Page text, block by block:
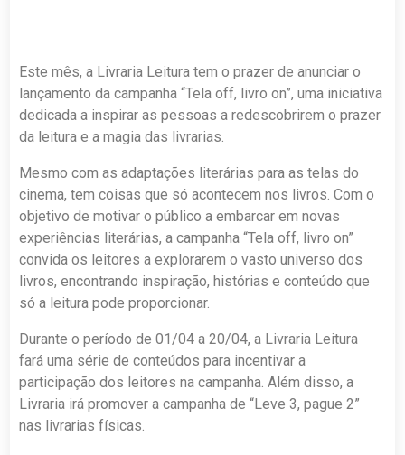
Este mês, a Livraria Leitura tem o prazer de anunciar o
lançamento da campanha “Tela off, livro on”, uma iniciativa
dedicada a inspirar as pessoas a redescobrirem o prazer
da leitura e a magia das livrarias.
Mesmo com as adaptações literárias para as telas do
cinema, tem coisas que só acontecem nos livros. Com o
objetivo de motivar o público a embarcar em novas
experiências literárias, a campanha “Tela off, livro on”
convida os leitores a explorarem o vasto universo dos
livros, encontrando inspiração, histórias e conteúdo que
só a leitura pode proporcionar.
Durante o período de 01/04 a 20/04, a Livraria Leitura
fará uma série de conteúdos para incentivar a
participação dos leitores na campanha. Além disso, a
Livraria irá promover a campanha de “Leve 3, pague 2”
nas livrarias físicas.